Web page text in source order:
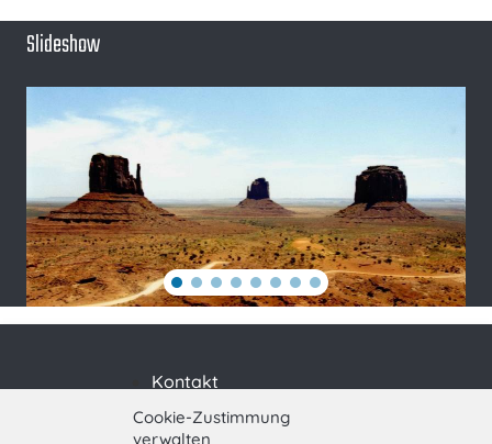
Cookie-Zustimmung
verwalten
Slideshow
Kontakt
Impressum